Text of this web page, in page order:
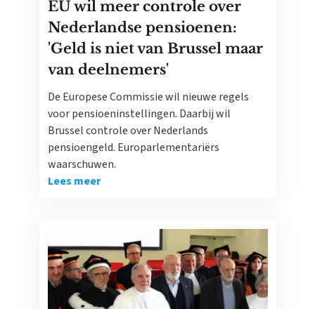
EU wil meer controle over
Nederlandse pensioenen:
'Geld is niet van Brussel maar
van deelnemers'
De Europese Commissie wil nieuwe regels
voor pensioeninstellingen. Daarbij wil
Brussel controle over Nederlands
pensioengeld. Europarlementariërs
waarschuwen.
Lees meer